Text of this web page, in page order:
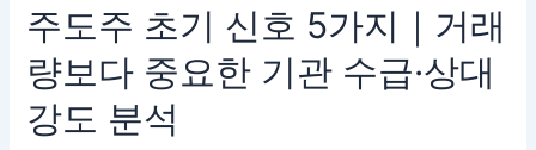
기
관
은
이
렇
주도주 초기 신호 5가지｜거래
량보다 중요한 기관 수급·상대
강도 분석
주
도
주
초
기